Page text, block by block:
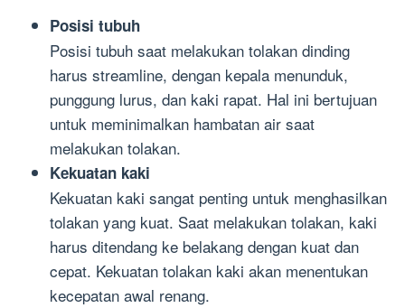
Posisi tubuh
Posisi tubuh saat melakukan tolakan dinding
harus streamline, dengan kepala menunduk,
punggung lurus, dan kaki rapat. Hal ini bertujuan
untuk meminimalkan hambatan air saat
melakukan tolakan.
Kekuatan kaki
Kekuatan kaki sangat penting untuk menghasilkan
tolakan yang kuat. Saat melakukan tolakan, kaki
harus ditendang ke belakang dengan kuat dan
cepat. Kekuatan tolakan kaki akan menentukan
kecepatan awal renang.